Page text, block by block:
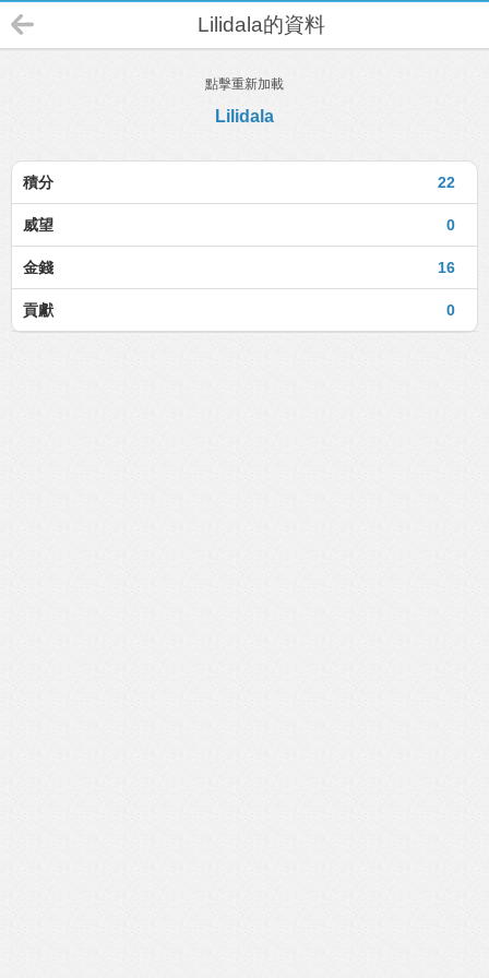
Lilidala的資料
點擊重新加載
Lilidala
22
積分
0
威望
16
金錢
0
貢獻